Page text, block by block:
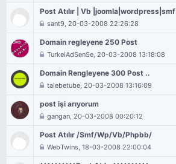
Post Atılır | Vb |joomla|wordpress|smf
sant9, 20-03-2008 22:26:28
Domain regleyene 250 Post
TurkeiAdSenSe, 20-03-2008 13:18:08
Domain Rengleyene 300 Post ..
talebetube, 20-03-2008 13:16:09
post işi arıyorum
gangan, 20-03-2008 00:20:12
Post Atılır /Smf/Wp/Vb/Phpbb/
WebTwins, 18-03-2008 22:00:04